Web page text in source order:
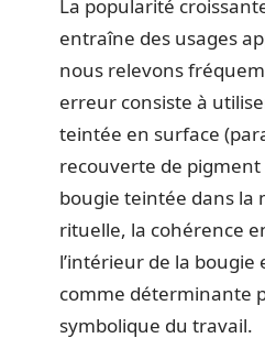
La popularité
entraîne des usages
nous relevons
erreur consiste à
teintée en surface
recouverte de pigment
bougie teintée dans la
rituelle, la cohérence
l’intérieur de la bougie
comme déterminante
symbolique du travail.